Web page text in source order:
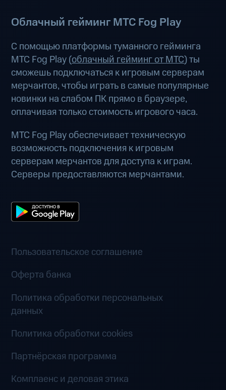
Облачный гейминг МТС Fog Play
С помощью платформы туманного гейминга
МТС Fog Play (облачный гейминг от МТС) ты
сможешь подключаться к игровым серверам
мерчантов, чтобы играть в самые популярные
новинки на слабом ПК прямо в браузере,
оплачивая только стоимость игрового часа.
МТС Fog Play обеспечивает техническую
возможность подключения к игровым
серверам мерчантов для доступа к играм.
Серверы предоставляются мерчантами.
Пользовательское соглашение
Оферта банка
Политика обработки персональных
данных
Политика обработки cookies
Партнёрская программа
Комплаенс и деловая этика